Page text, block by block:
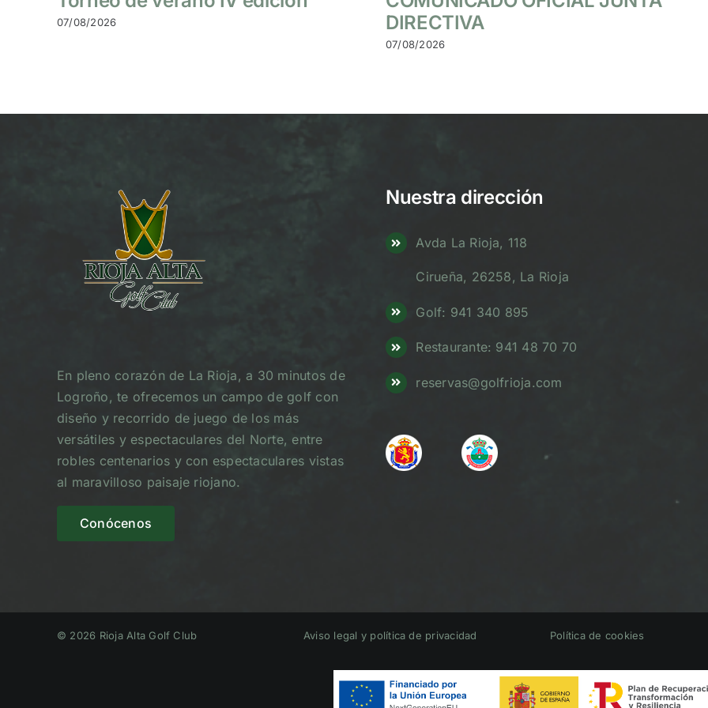
07/08/2026
DIRECTIVA
07/08/2026
En pleno corazón de La Rioja, a 30 minutos de
Logroño, te ofrecemos un campo de golf con
diseño y recorrido de juego de los más
versátiles y espectaculares del Norte, entre
robles centenarios y con espectaculares vistas
al maravilloso paisaje riojano.
Conócenos
Nuestra dirección
Avda La Rioja, 118
Cirueña, 26258, La Rioja
Golf: 941 340 895
Restaurante: 941 48 70 70
reservas@golfrioja.com
© 2026 Rioja Alta Golf Club Aviso legal y política de privacidad Política de cookies